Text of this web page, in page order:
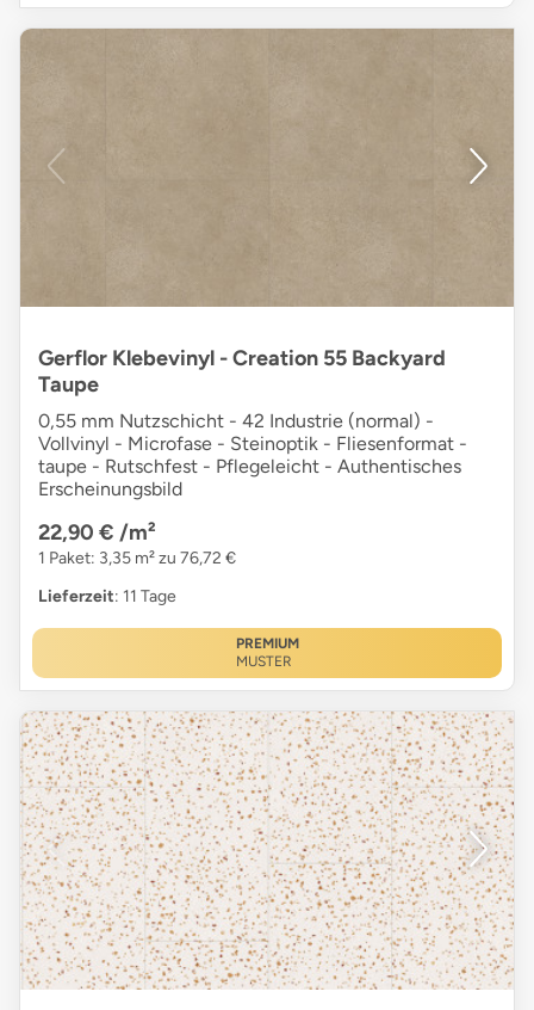
Gerflor Klebevinyl - Creation 55 Backyard
Taupe
0,55 mm Nutzschicht - 42 Industrie (normal) -
Vollvinyl - Microfase - Steinoptik - Fliesenformat -
taupe - Rutschfest - Pflegeleicht - Authentisches
Erscheinungsbild
22,90 € /m²
1 Paket: 3,35 m² zu 76,72 €
Lieferzeit: 11 Tage
PREMIUM
MUSTER